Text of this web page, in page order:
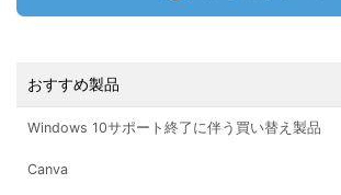
おすすめ製品
Windows 10サポート終了に伴う買い替え製品
Canva